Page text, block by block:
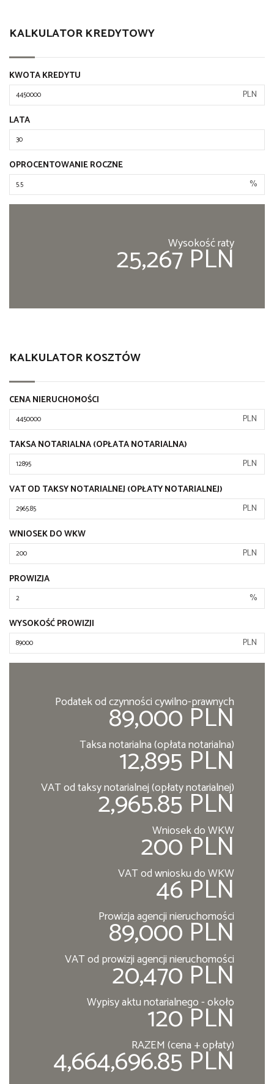
KALKULATOR KREDYTOWY
KWOTA KREDYTU
PLN
LATA
OPROCENTOWANIE ROCZNE
%
Wysokość raty
25,267 PLN
KALKULATOR KOSZTÓW
CENA NIERUCHOMOŚCI
PLN
TAKSA NOTARIALNA (OPŁATA NOTARIALNA)
PLN
VAT OD TAKSY NOTARIALNEJ (OPŁATY NOTARIALNEJ)
PLN
WNIOSEK DO WKW
PLN
PROWIZJA
%
WYSOKOŚĆ PROWIZJI
PLN
Podatek od czynności cywilno-prawnych
89,000 PLN
Taksa notarialna (opłata notarialna)
12,895 PLN
VAT od taksy notarialnej (opłaty notarialnej)
2,965.85 PLN
Wniosek do WKW
200 PLN
VAT od wniosku do WKW
46 PLN
Prowizja agencji nieruchomości
89,000 PLN
VAT od prowizji agencji nieruchomości
20,470 PLN
Wypisy aktu notarialnego - około
120 PLN
RAZEM (cena + opłaty)
4,664,696.85 PLN